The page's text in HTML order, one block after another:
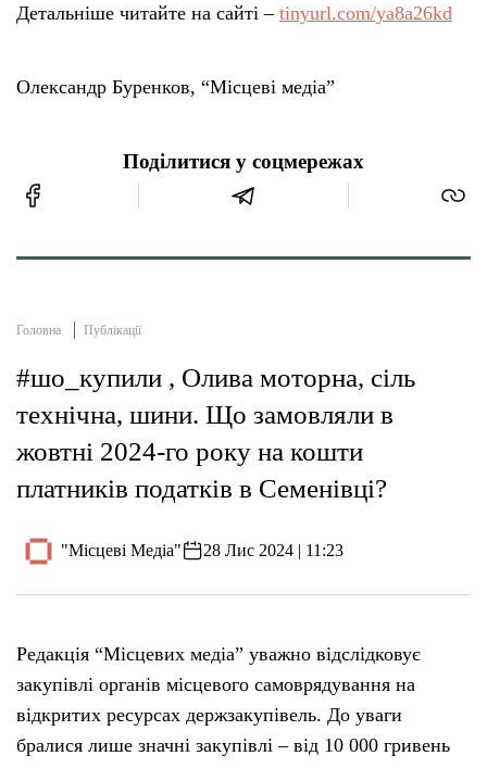
Детальніше читайте на сайті – tinyurl.com/ya8a26kd
Олександр Буренков, “Місцеві медіа”
Поділитися у соцмережах
Головна Публікації
#шо_купили , Олива моторна, сіль
технічна, шини. Що замовляли в
жовтні 2024-го року на кошти
платників податків в Семенівці?
"Місцеві Медіа" 28 Лис 2024 | 11:23
Редакція “Місцевих медіа” уважно відслідковує
закупівлі органів місцевого самоврядування на
відкритих ресурсах держзакупівель. До уваги
бралися лише значні закупівлі – від 10 000 гривень